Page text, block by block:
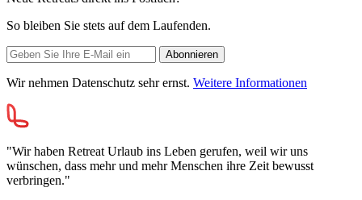
So bleiben Sie stets auf dem Laufenden.
Wir nehmen Datenschutz sehr ernst. Weitere Informationen
"Wir haben Retreat Urlaub ins Leben gerufen, weil wir uns
wünschen, dass mehr und mehr Menschen ihre Zeit bewusst
verbringen."